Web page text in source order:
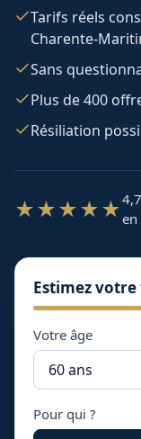
Tarifs réels
Charente-
Sans
Plus de 400
Résiliation
★★★★★en
Estimez
Votre âge
Pour qui ?